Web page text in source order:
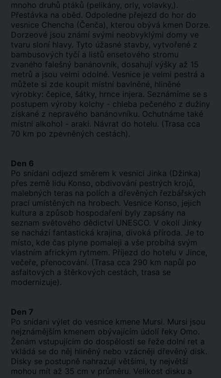
mnoho druhů ptáků (pelikány, orly, volavky,).
Přestávka na oběd. Odpoledne přejezd do hor do
vesnice Chencha (Čenča), kterou obývá kmen Dorze.
Dorzeové jsou známí svými neobvyklými domy ve
tvaru sloní hlavy. Tyto úžasné stavby, vytvořené z
bambusových tyčí a listů ensetového stromu
zvaného falešný banánovník, dosahují výšky až 15
metrů a jsou velmi odolné. Vesnice je velmi pestrá a
můžete si zde koupit místní bavlněné, hliněné
výrobky: čepice, šátky, hrnce injera. Seznámíme se s
postupem výroby kolchy - chleba pečeného z dužiny
získané z nepravého banánovníku. Ochutnáme také
místní alkohol - araki. Návrat do hotelu. (Trasa cca
70 km po zpevněných cestách).
Den 6
Po snídani odjezd směrem k vesnici Jinka (Džinka)
přes země lidu Konso, obdivování pestrých krojů,
malebných teras na polích a dřevěných řezbářských
prací umístěných na hrobech. Vesnice Konso, jejich
kultura a způsob hospodaření byly zapsány na
seznam světového dědictví UNESCO. V okolí Jinky
se nachází fantastická krajina, divoká příroda. Je to
místo, kde čas plyne pomaleji a vše probíhá svým
vlastním africkým rytmem. Příjezd do hotelu v Jince,
večeře, přenocování. (Trasa cca 290 km napůl po
asfaltových a štěrkových cestách, trasa se
modernizuje).
Den 7
Po snídani výlet do vesnice kmene Mursi. Mursi jsou
nejznámějším kmenem obývajícím údolí řeky Omo.
Ženám vstupujícím do dospělosti se řeže dolní ret a
vkládá se do něj hliněný nebo vzácněji dřevěný disk.
Disky se postupně nahrazují většími, ty největší
mohou mít až 35 cm v průměru. Velikost disku a